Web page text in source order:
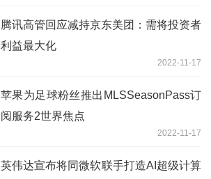
腾讯高管回应减持京东美团：需将投资者
利益最大化
2022-11-17
苹果为足球粉丝推出MLSSeasonPass订
阅服务2世界焦点
2022-11-17
英伟达宣布将同微软联手打造AI超级计算